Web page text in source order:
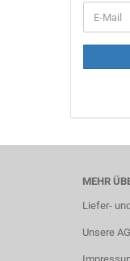
ZUR
E-
Mail
MEHR
Liefer-
Unsere